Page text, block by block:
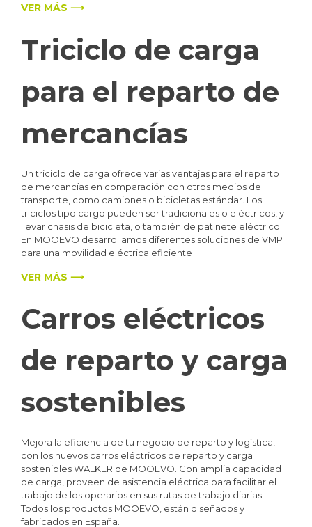
VER MÁS ⟶
Triciclo de carga
para el reparto de
mercancías
Un triciclo de carga ofrece varias ventajas para el reparto
de mercancías en comparación con otros medios de
transporte, como camiones o bicicletas estándar. Los
triciclos tipo cargo pueden ser tradicionales o eléctricos, y
llevar chasis de bicicleta, o también de patinete eléctrico.
En MOOEVO desarrollamos diferentes soluciones de VMP
para una movilidad eléctrica eficiente
VER MÁS ⟶
Carros eléctricos
de reparto y carga
sostenibles
Mejora la eficiencia de tu negocio de reparto y logística,
con los nuevos carros eléctricos de reparto y carga
sostenibles WALKER de MOOEVO. Con amplia capacidad
de carga, proveen de asistencia eléctrica para facilitar el
trabajo de los operarios en sus rutas de trabajo diarias.
Todos los productos MOOEVO, están diseñados y
fabricados en España.